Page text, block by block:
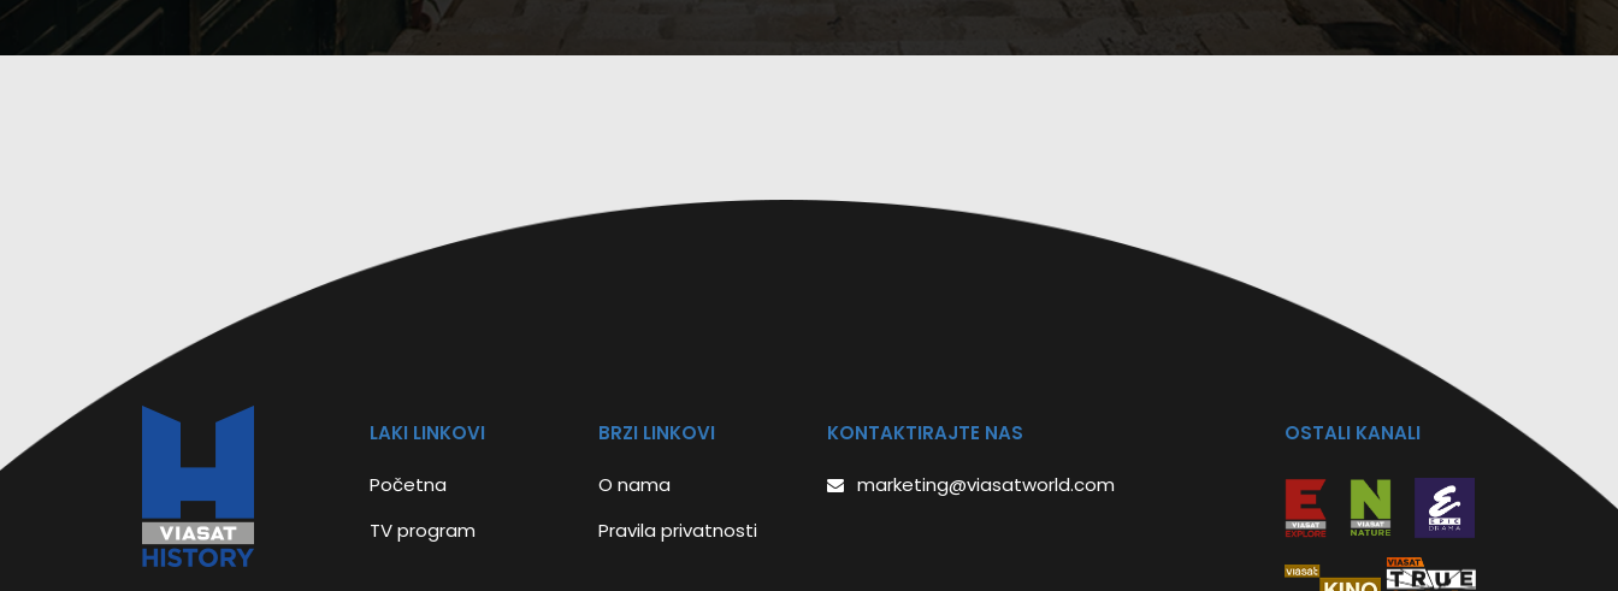
LAKI LINKOVI
Početna
TV program
BRZI LINKOVI
O nama
Pravila privatnosti
KONTAKTIRAJTE NAS
marketing@viasatworld.com
OSTALI KANALI